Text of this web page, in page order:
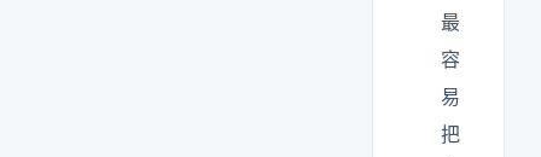
最
容
易
把